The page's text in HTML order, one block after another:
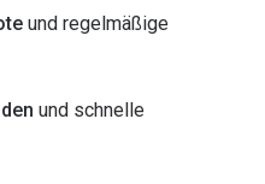
und regelmäßige
und schnelle